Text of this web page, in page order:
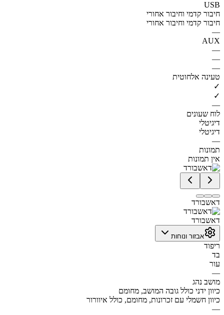
USB
חיבור קדמי וחיבור אחורי
חיבור קדמי וחיבור אחורי
—
AUX
—
—
—
טעינה אלחוטית
✓
✓
—
לוח שעונים
דיגיטלי
דיגיטלי
—
תמונות
אין תמונות
דאשבורד
דאשבורד
אבזור ונוחות
ריפוד
בד
עור
—
מושב נהג
כיוון ידני כולל גובה המושב, מחומם
כיוון חשמלי עם זכרונות, מחומם, כולל איוורור
—